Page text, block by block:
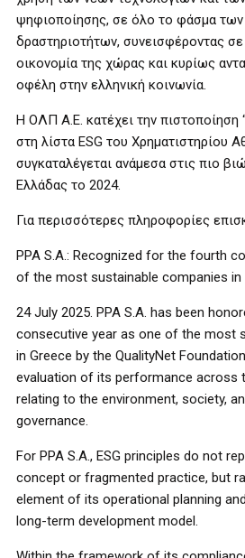
ψηφιοποίησης, σε όλο το φάσμα των
δραστηριοτήτων, συνεισφέροντας
οικονομία της χώρας και κυρίως
οφέλη στην ελληνική κοινωνία.
Η ΟΛΠ Α.Ε. κατέχει την πιστοποίηση
στη λίστα ESG του Χρηματιστηρίου
συγκαταλέγεται ανάμεσα στις πιο
Ελλάδας το 2024.
Για περισσότερες πληροφορίες
PPA S.A.: Recognized for the fourth
of the most sustainable companies in
24 July 2025. PPA S.A. has been
consecutive year as one of the most
in Greece by the QualityNet
evaluation of its performance across
relating to the environment, society,
governance.
For PPA S.A., ESG principles do not
concept or fragmented practice, but
element of its operational planning
long-term development model.